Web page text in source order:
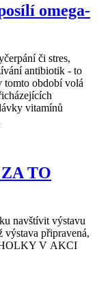
omega-
či stres,
antibiotik - to
tomto období volá
vitamínů
TO
navštívit výstavu
připravená,
HOLKY V AKCI